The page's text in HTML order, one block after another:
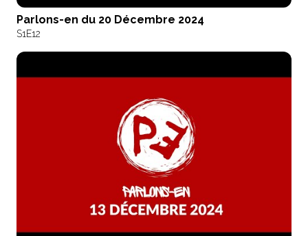
Parlons-en du 20 Décembre 2024
S1E12